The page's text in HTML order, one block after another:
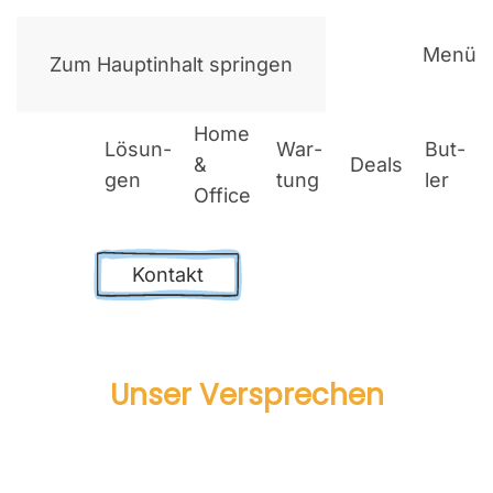
Zum Hauptinhalt springen Menü
Lösun­
gen
Home
&
Office
War­
tung
Deals
But­
ler
Kontakt
Unser Ver­spre­chen